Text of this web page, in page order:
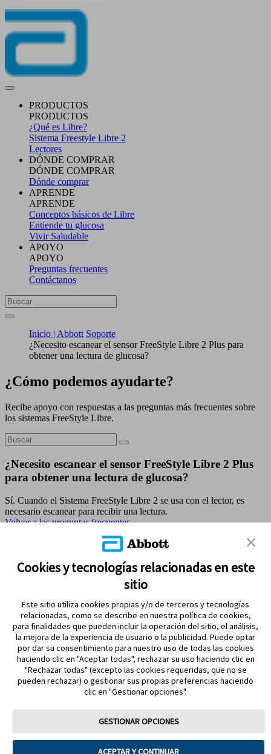
PRODUCTOS
PRODUCTOS
¿Qué es Libre?
Sistema Freestyle Libre 2
Lectores
DÓNDE COMPRAR
DÓNDE COMPRAR
Dónde comprar
APRENDE
APRENDE
Conceptos básicos de Libre
Entiende tu glucosa
Vivir Saludable
APOYO
APOYO
Preguntas frecuentes
Contáctanos
Inicio | Abbott Soporte
¿Necesito escanear el sensor FreeStyle Libre 2 Plus para
obtener una lectura de glucosa?
¿Cómo podemos ayudarte?
Recibe apoyo con respuestas a las preguntas más frecuentes sobre
los sistemas FreeStyle Libre.
¿Necesito escanear el sensor FreeStyle Libre 2 Plus
para obtener una lectura de glucosa?
Sí. Cuando el Sistema FreeStyle Libre 2 se usa con el lector, es
necesario escanear para recibir una lectura.
Volver a las preguntas frecuentes
CONTÁCTANOS
MANTENTE EN CONTACTO
Cookies y tecnologías relacionadas en este
sitio
Este sitio utiliza cookies propias y/o de terceros y tecnologías
relacionadas, como se describe en nuestra política de cookies,
para finalidades que pueden incluir la operación del sitio, el análisis,
la mejora de la experiencia de usuario o la publicidad. Puede optar
por dar su consentimiento para nuestro uso de todas las cookies
haciendo clic en "Aceptar todas", rechazar su uso haciendo clic en
"Rechazar todas" (excepto las cookies requeridas, que no se
pueden rechazar) o gestionar sus propias preferencias haciendo
clic en "Gestionar opciones".
GESTIONAR OPCIONES
ACEPTAR Y CONTINUAR